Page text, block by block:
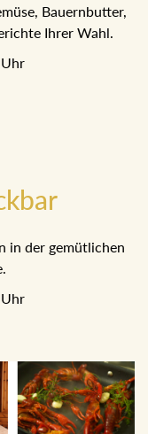
Bauernbutter,
Ihrer Wahl.
in der gemütlichen